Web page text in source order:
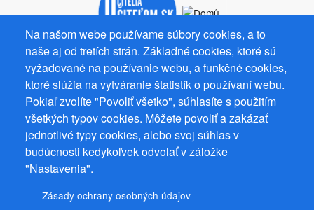
Na našom webe používame súbory cookies, a to
naše aj od tretích strán. Základné cookies, ktoré sú
vyžadované na používanie webu, a funkčné cookies,
ktoré slúžia na vytváranie štatistík o používaní webu.
Pokiaľ zvolíte "Povoliť všetko", súhlasíte s použitím
všetkých typov cookies. Môžete povoliť a zakázať
jednotlivé typy cookies, alebo svoj súhlas v
budúcnosti kedykoľvek odvolať v záložke
"Nastavenia".
Zásady ochrany osobných údajov
Spolupracujeme
22 Ostrov, IČ 08993033, DIČ CZ9161263958